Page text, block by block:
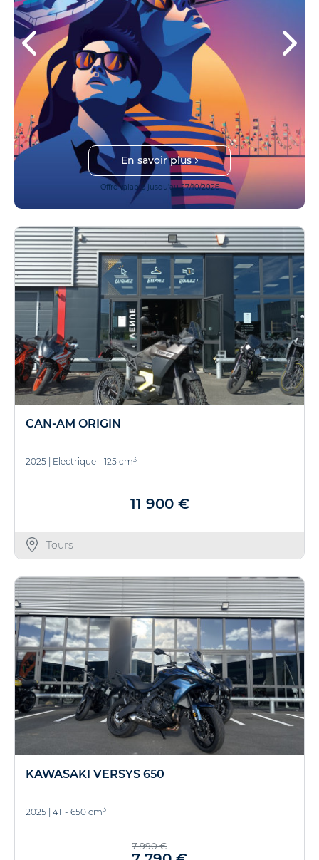
En savoir plus
Offre valable jusqu'au 27/10/2026
CAN-AM ORIGIN
2025 Electrique - 125 cm3
11 900 €
Tours
KAWASAKI VERSYS 650
2025 4T - 650 cm3
7 990 €